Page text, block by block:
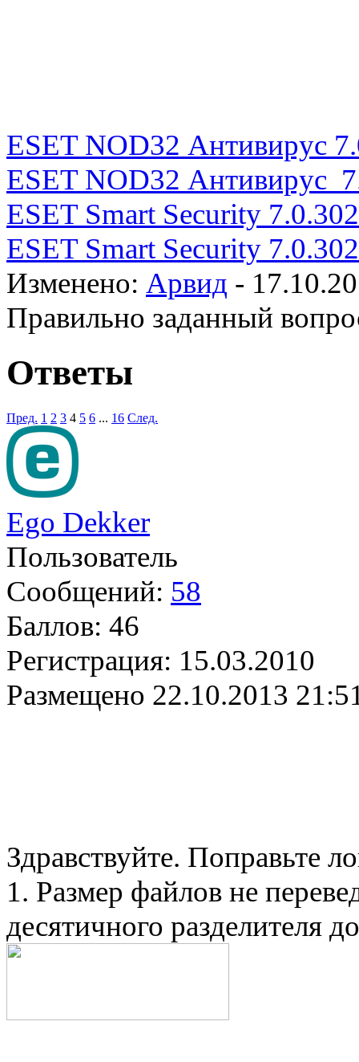
ESET NOD32 Антивирус
ESET NOD32 Антивирус
ESET Smart Security
ESET Smart Security
Изменено: Арвид -
Правильно заданный
Ответы
Пред. 1 2 3 4 5 6 ... 16 След.
Ego Dekker
Пользователь
Сообщений: 58
Баллов: 46
Регистрация: 15.03.2010
Размещено 22.10.2013
Здравствуйте. Поправьте
1. Размер файлов не
десятичного разделителя